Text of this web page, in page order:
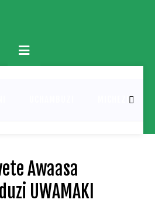
Primary
Menu
MICHEZO
Awaasa
UWAMAKI